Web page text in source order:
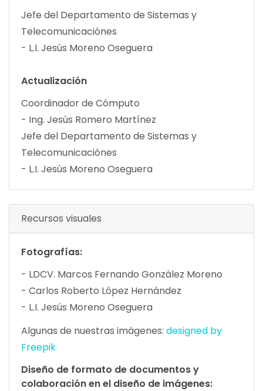
Jefe del Departamento de Sistemas y
Telecomunicaciónes
- L.I. Jesús Moreno Oseguera
Actualización
Coordinador de Cómputo
- Ing. Jesús Romero Martínez
Jefe del Departamento de Sistemas y
Telecomunicaciónes
- L.I. Jesús Moreno Oseguera
Recursos visuales
Fotografías:
- LDCV. Marcos Fernando González Moreno
- Carlos Roberto López Hernández
- L.I. Jesús Moreno Oseguera
Algunas de nuestras imágenes: designed by
Freepik
Diseño de formato de documentos y
colaboración en el diseño de imágenes: